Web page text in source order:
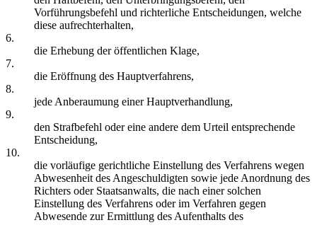
Vorführungsbefehl und richterliche Entscheidungen, welche
diese aufrechterhalten,
6.
die Erhebung der öffentlichen Klage,
7.
die Eröffnung des Hauptverfahrens,
8.
jede Anberaumung einer Hauptverhandlung,
9.
den Strafbefehl oder eine andere dem Urteil entsprechende
Entscheidung,
10.
die vorläufige gerichtliche Einstellung des Verfahrens wegen
Abwesenheit des Angeschuldigten sowie jede Anordnung des
Richters oder Staatsanwalts, die nach einer solchen
Einstellung des Verfahrens oder im Verfahren gegen
Abwesende zur Ermittlung des Aufenthalts des